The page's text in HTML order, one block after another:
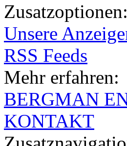
Zusatzoptionen:
Unsere
RSS Feeds
Mehr erfahren:
BERGMAN
KONTAKT